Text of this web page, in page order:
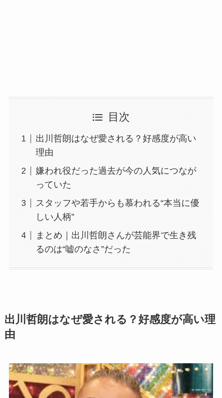
目次
出川哲朗はなぜ愛される？好感度が高い
理由
嫌われ役だった過去が今の人気につなが
っていた
スタッフや若手からも慕われる“本当に優
しい人柄”
まとめ｜出川哲朗さんが芸能界で生き残
るのは“嘘のなさ”だった
出川哲朗はなぜ愛される？好感度が高い理
由